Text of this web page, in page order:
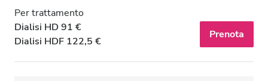
Per trattamento
Dialisi HD 91 €
Dialisi HDF 122,5 €
Prenota